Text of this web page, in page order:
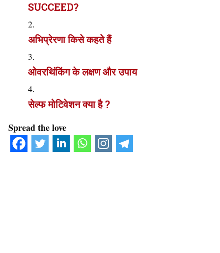
SUCCEED?
अभिप्रेरणा किसे कहते हैं
ओवरथिंकिंग के लक्षण और उपाय
सेल्फ मोटिवेशन क्या है ?
Spread the love